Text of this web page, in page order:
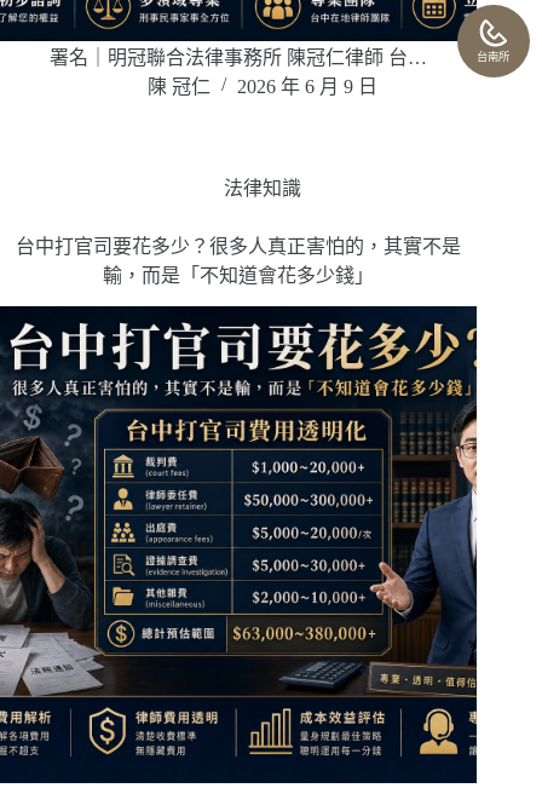
署名｜明冠聯合法律事務所 陳冠仁律師 台…
陳 冠仁
2026 年 6 月 9 日
法律知識
台中打官司要花多少？很多人真正害怕的，其實不是
輸，而是「不知道會花多少錢」
台南所